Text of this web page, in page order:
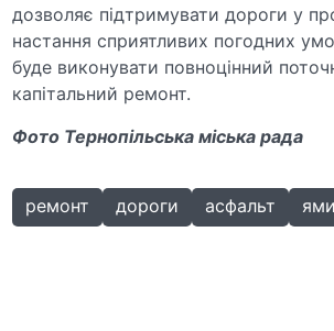
дозволяє підтримувати дороги у
настання сприятливих погодних
буде виконувати повноцінний
капітальний ремонт.
Фото Тернопільська міська рада
ремонт дороги асфальт ями